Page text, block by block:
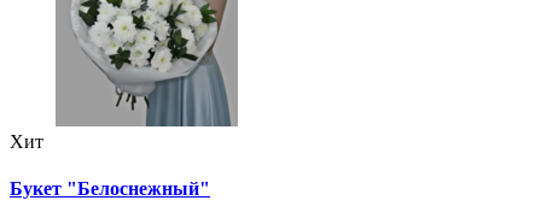
Хит
Букет "Белоснежный"